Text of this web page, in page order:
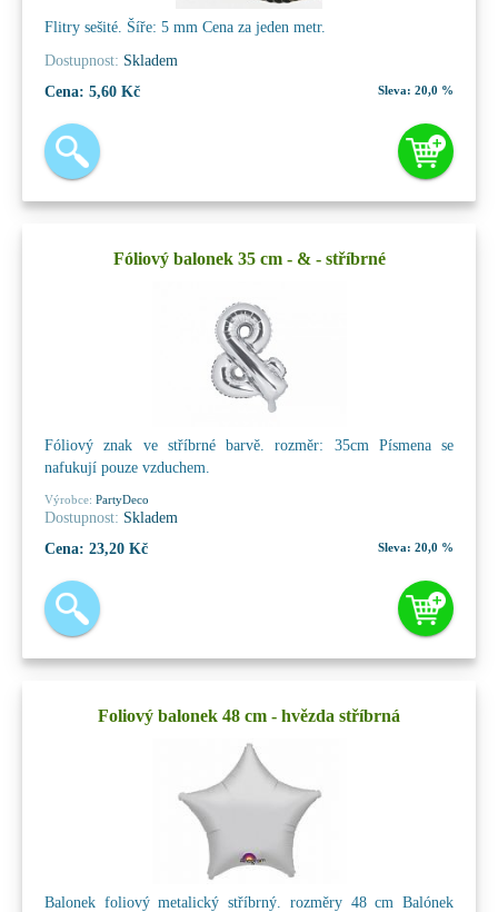
Flitry sešité. Šíře: 5 mm Cena za jeden metr.
Dostupnost: Skladem
Cena: 5,60 Kč Sleva: 20,0 %
Fóliový balonek 35 cm - & - stříbrné
Fóliový znak ve stříbrné barvě. rozměr: 35cm Písmena se
nafukují pouze vzduchem.
Výrobce: PartyDeco
Dostupnost: Skladem
Cena: 23,20 Kč Sleva: 20,0 %
Foliový balonek 48 cm - hvězda stříbrná
Balonek foliový metalický stříbrný. rozměry 48 cm Balónek